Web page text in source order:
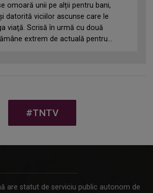
omoară unii pe alții pentru bani,
datorită viciilor ascunse care le
viaţă. Scrisă în urmă cu două
extrem de actuală pentru...
#TNTV
are statut de serviciu public autonom de